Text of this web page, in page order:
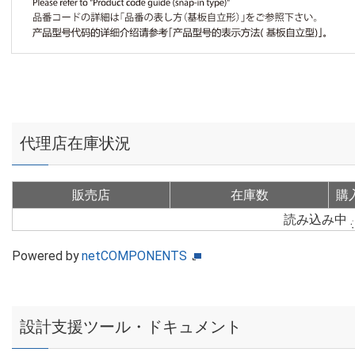
代理店在庫状況
販売店 在庫数
購
読み込み中
Powered bynetCOMPONENTS
設計支援ツール・ドキュメント